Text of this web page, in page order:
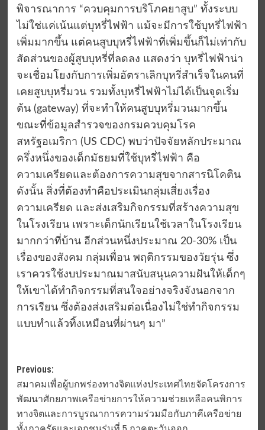
พิจารณาการ “ควบคุมการบริโภคยาสูบ” ทั้งระบบ
ไม่ใช่แค่เน้นแต่บุหรี่ไฟฟ้า แม้จะมีการใช้บุหรี่ไฟฟ้า
เพิ่มมากขึ้น แต่คนสูบบุหรี่ไฟฟ้าที่เพิ่มขึ้นก็ไม่เท่ากับ
สัดส่วนของผู้สูบบุหรี่ที่ลดลง แสดงว่า บุหรี่ไฟฟ้าน่า
จะเชื่อมโยงกับการเพิ่มอัตราเลิกบุหรี่สำเร็จในคนที่
เคยสูบบุหรี่มวน รวมทั้งบุหรี่ไฟฟ้าไม่ได้เป็นจุดเริ่ม
ต้น (gateway) ที่จะทำให้คนสูบบุหรี่มวนมากขึ้น
ขณะที่ข้อมูลสำรวจของกรมควบคุมโรค
สหรัฐอเมริกา (US CDC) พบว่าปัจจัยหลักประมาณ
ครึ่งหนึ่งของเด็กมัธยมที่ใช้บุหรี่ไฟฟ้า คือ
ความเครียดและต้องการความสุขจากสารนิโคติน
ดังนั้น สิ่งที่ต้องทำคือประเมินกลุ่มเสี่ยงเรื่อง
ความเครียด และส่งเสริมกิจกรรมที่สร้างความสุข
ในโรงเรียน เพราะเด็กนักเรียนใช้เวลาในโรงเรียน
มากกว่าที่บ้าน อีกส่วนหนึ่งประมาณ 20-30% เป็น
เรื่องของสังคม กลุ่มเพื่อน พฤติกรรมของวัยรุ่น ซึ่ง
เราควรใช้งบประมาณมาสนับสนุนความฝันให้เด็กๆ
ให้เขาได้ทำกิจกรรมที่สนใจอย่างจริงจังนอกจาก
การเรียน ซึ่งต้องส่งเสริมต่อเนื่องไม่ใช่ทำกิจกรรม
แบบทำแล้วทิ้งเหมือนที่ผ่านๆ มา”
Post
navigation
Previous:
สมาคมเพื่อผู้บกพร่องทางจิตแห่งประเทศไทยจัดโครงการ
พัฒนาศักยภาพเครือข่ายการให้ความช่วยเหลือคนพิการ
ทางจิตและการบูรณาการความร่วมมือกับภาคีเครือข่าย